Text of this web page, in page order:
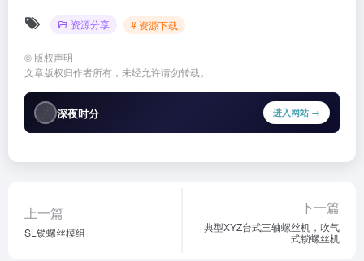
资源分享 # 资源下载
© 版权声明
文章版权归作者所有，未经允许请勿转载。
🌌深夜时分 进入网站 →
上一篇
SL锁螺丝模组
下一篇
典型XYZ台式三轴螺丝机，吹气
式锁螺丝机